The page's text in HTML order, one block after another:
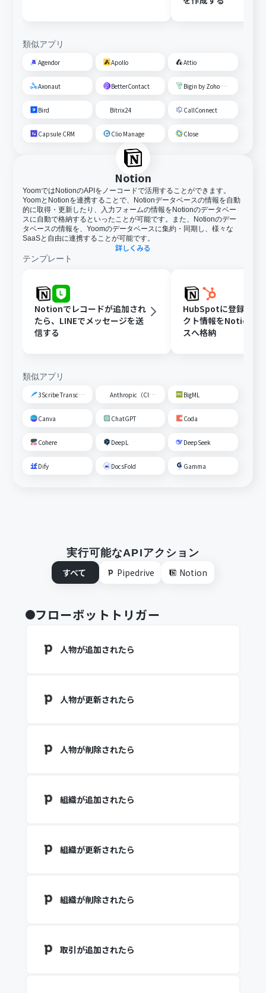
類似アプリ
Agendor Apollo Attio
Axonaut BetterContact Bigin by Zoho CRM
Bird Bitrix24 CallConnect
Capsule CRM Clio Manage Close
Notion
YoomではNotionのAPIをノーコードで活用することができます。
YoomとNotionを連携することで、Notionデータベースの情報を自動
的に取得・更新したり、入力フォームの情報をNotionのデータベー
スに自動で格納するといったことが可能です。また、Notionのデー
タベースの情報を、Yoomのデータベースに集約・同期し、様々な
SaaSと自由に連携することが可能です。
詳しくみる
テンプレート
Notionでレコードが追加され
たら、LINEでメッセージを送
信する
HubSpotに登録され
クト情報をNotionデ
スへ格納
類似アプリ
3Scribe Transcription Anthropic（Claude） BigML
Canva ChatGPT Coda
Cohere DeepL DeepSeek
Dify DocsFold Gamma
実行可能なAPIアクション
すべて
Pipedrive Notion
フローボットトリガー
人物が追加されたら
人物が更新されたら
人物が削除されたら
組織が追加されたら
組織が更新されたら
組織が削除されたら
取引が追加されたら